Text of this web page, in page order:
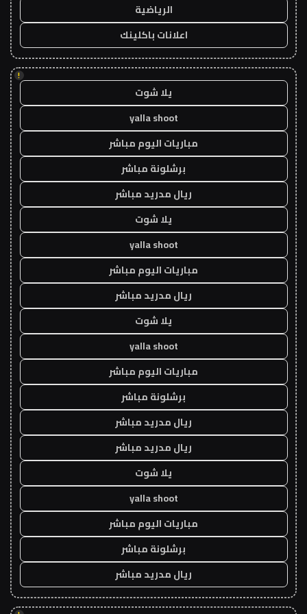
الرياضية
اعلانات باكلينك
!
يلا شوت
yalla shoot
مباريات اليوم مباشر
برشلونة مباشر
ريال مدريد مباشر
يلا شوت
yalla shoot
مباريات اليوم مباشر
ريال مدريد مباشر
يلا شوت
yalla shoot
مباريات اليوم مباشر
برشلونة مباشر
ريال مدريد مباشر
ريال مدريد مباشر
يلا شوت
yalla shoot
مباريات اليوم مباشر
برشلونة مباشر
ريال مدريد مباشر